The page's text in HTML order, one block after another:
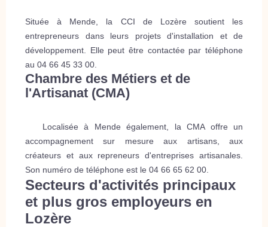
Située à Mende, la CCI de Lozère soutient les
entrepreneurs dans leurs projets d'installation et de
développement. Elle peut être contactée par téléphone
au 04 66 45 33 00.
Chambre des Métiers et de
l'Artisanat (CMA)
Localisée à Mende également, la CMA offre un
accompagnement sur mesure aux artisans, aux
créateurs et aux repreneurs d'entreprises artisanales.
Son numéro de téléphone est le 04 66 65 62 00.
Secteurs d'activités principaux
et plus gros employeurs en
Lozère